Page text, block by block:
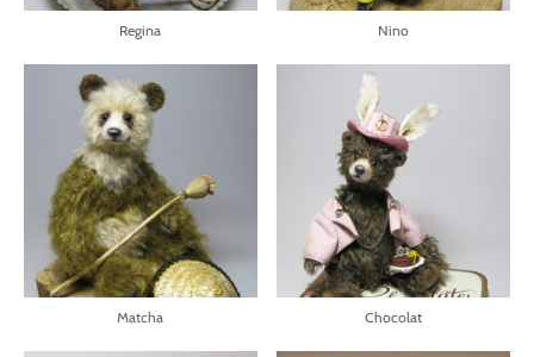
Regina Nino
Matcha Chocolat